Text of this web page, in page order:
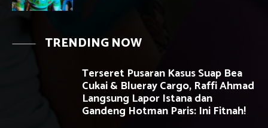
TRENDING NOW
Terseret Pusaran Kasus Suap Bea
Cukai & Blueray Cargo, Raffi Ahmad
Langsung Lapor Istana dan
Gandeng Hotman Paris: Ini Fitnah!